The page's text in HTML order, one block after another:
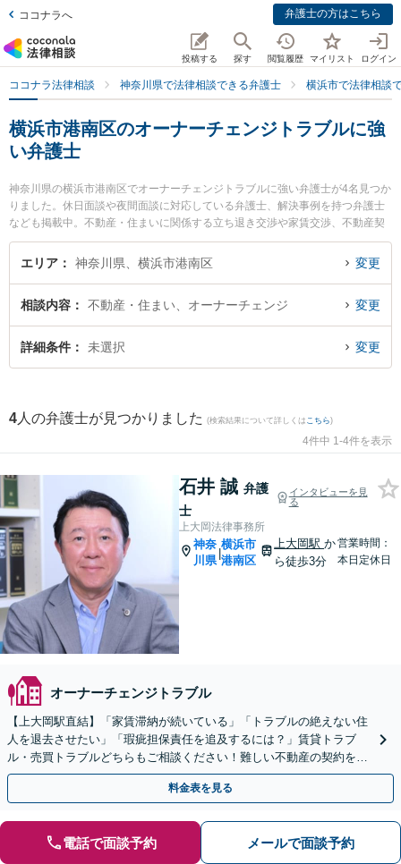
ココナラへ 弁護士の方はこちら
投稿する 探す 閲覧履歴 マイリスト ログイン
ココナラ法律相談 神奈川県で法律相談できる弁護士 横浜市で法律相談
横浜市港南区のオーナーチェンジトラブルに強
い弁護士
神奈川県の横浜市港南区でオーナーチェンジトラブルに強い弁護士が4名見つか
りました。休日面談や夜間面談に対応している弁護士、解決事例を持つ弁護士
なども掲載中。不動産・住まいに関係する立ち退き交渉や家賃交渉、不動産契
約解除等の細かな分野での絞り込み検索もでき便利です。特に上大岡法律事務
所の石井 誠弁護士や上大岡法律事務所の水口 かれん弁護士、上大岡港南法律事
のトラブルを今すぐに弁護士に相談したい』『オーナーチェンジトラブルのト
ラブル解決の実績豊富な近くの弁護士を検索したい』『初回相談無料でオーナ
ーチェンジトラブルを法律相談できる横浜市港南区内の弁護士に相談予約した
エリア 神奈川県、横浜市港南区 変更
相談内容 不動産・住まい、オーナーチェンジ 変更
詳細条件 未選択 変更
4 人の弁護士が見つかりました (検索結果について詳しくは こちら)
4件中 1-4件を表示
石井 誠 弁護
士
インタビューを見
る
上大岡法律事務所
神奈
川県
|
横浜市
港南区
上大岡駅か
ら徒歩3分
営業時間：
本日定休日
オーナーチェンジトラブル
【上大岡駅直結】「家賃滞納が続いている」「トラブルの絶えない住
人を退去させたい」「瑕疵担保責任を追及するには？」賃貸トラブ
ル・売買トラブルどちらもご相談ください！難しい不動産の契約をわ
かりやすく説明します【休日夜間相談可】【ビデオ面談対応】
料金表を見る
電話で面談予約 メールで面談予約